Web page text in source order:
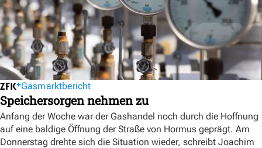
Gasmarktbericht
Speichersorgen nehmen zu
Anfang der Woche war der Gashandel noch durch die Hoffnung
auf eine baldige Öffnung der Straße von Hormus geprägt. Am
Donnerstag drehte sich die Situation wieder, schreibt Joachim